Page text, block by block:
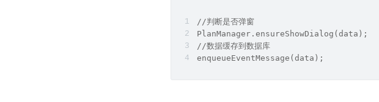
//判断是否弹窗
PlanManager.ensureShowDialog(data);
//数据缓存到数据库
enqueueEventMessage(data);